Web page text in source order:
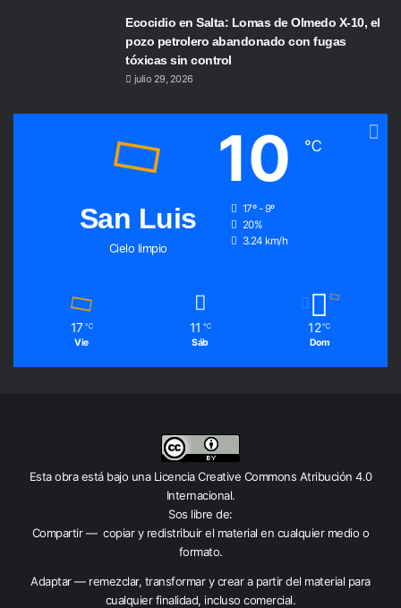
Ecocidio en Salta: Lomas de Olmedo X-10, el
pozo petrolero abandonado con fugas
tóxicas sin control
julio 29, 2026
San Luis
Cielo limpio
10 ℃
17º - 9º
20%
3.24 km/h
17 ℃
Vie
11 ℃
Sáb
12 ℃
Dom
Esta obra está bajo una Licencia Creative Commons Atribución 4.0
Internacional.
Sos libre de:
Compartir — copiar y redistribuir el material en cualquier medio o
formato.
Adaptar — remezclar, transformar y crear a partir del material para
cualquier finalidad, incluso comercial.